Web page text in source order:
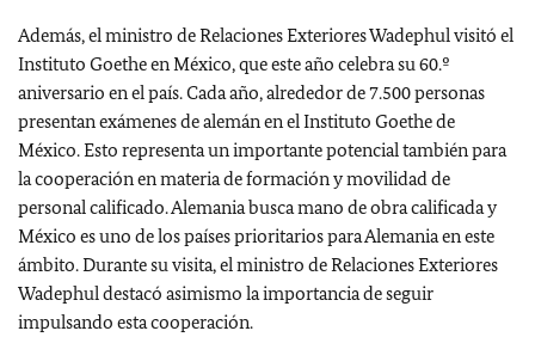
Además, el ministro de Relaciones Exteriores Wadephul visitó el
Instituto Goethe en México, que este año celebra su 60.º
aniversario en el país. Cada año, alrededor de 7.500 personas
presentan exámenes de alemán en el Instituto Goethe de
México. Esto representa un importante potencial también para
la cooperación en materia de formación y movilidad de
personal calificado. Alemania busca mano de obra calificada y
México es uno de los países prioritarios para Alemania en este
ámbito. Durante su visita, el ministro de Relaciones Exteriores
Wadephul destacó asimismo la importancia de seguir
impulsando esta cooperación.